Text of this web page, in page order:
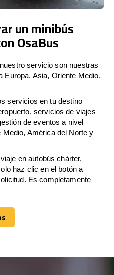
un minibús
OsaBus
servicio son nuestras
Europa, Asia, Oriente Medio,
servicios en tu destino
servicios de viajes
de eventos a nivel
Medio, América del Norte y
en autobús chárter,
haz clic en el botón a
Es completamente